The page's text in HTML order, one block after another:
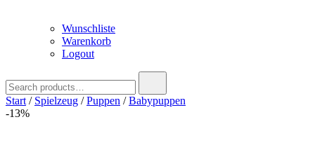
Wunschliste
Warenkorb
Logout
for:
Start / Spielzeug /Puppen /Babypuppen
-13%